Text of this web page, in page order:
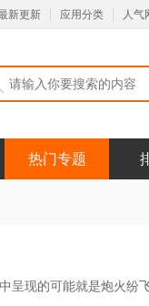
新更新 应用分类 人气
热门专题
呈现的可能就是炮火纷